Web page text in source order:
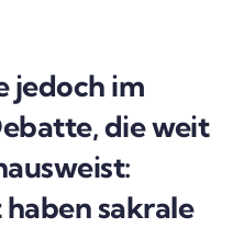
jedoch im
die weit
sakrale